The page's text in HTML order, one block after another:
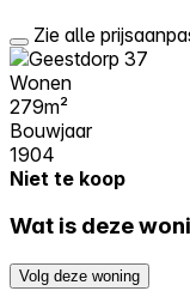
Zie alle
Wonen
279m²
Bouwjaar
1904
Niet te koop
Wat is deze
Volg deze woning